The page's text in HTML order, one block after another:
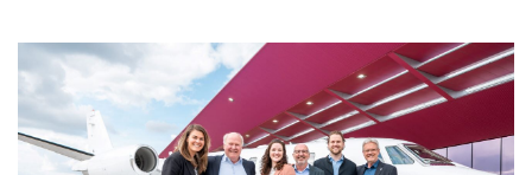
inspireert deelnemers met nieuwe kennis en zal de aanwezigen
die kennis ook laten ervaren.